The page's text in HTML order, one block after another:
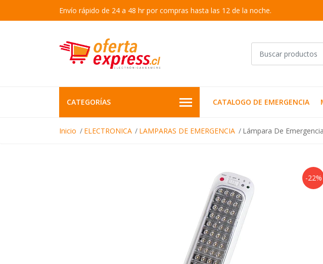
Envío rápido de 24 a 48 hr por compras hasta las 12 de la noche.
CATEGORÍAS CATALOGO DE EMERGENCIA
Inicio ELECTRONICA LAMPARAS DE EMERGENCIA Lámpara De
-22%